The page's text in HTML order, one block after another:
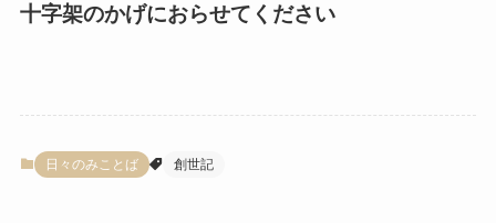
十字架のかげにおらせてください
日々のみことば 創世記